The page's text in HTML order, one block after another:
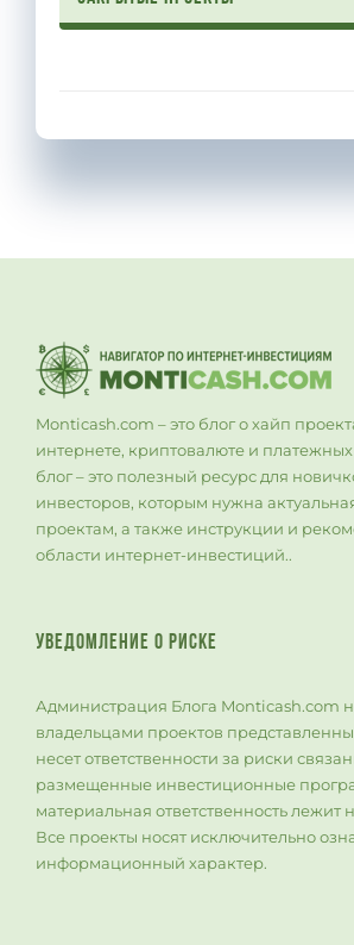
Monticash.com – это блог о хайп
интернете, криптовалюте и
блог – это полезный ресурс для
инвесторов, которым нужна
проектам, а также инструкции и
области интернет-инвестиций..
УВЕДОМЛЕНИЕ О РИСКЕ
Администрация Блога Monticash.com
владельцами проектов
несет ответственности за риски
размещенные инвестиционные
материальная ответственность лежит
Все проекты носят исключительно
информационный характер.